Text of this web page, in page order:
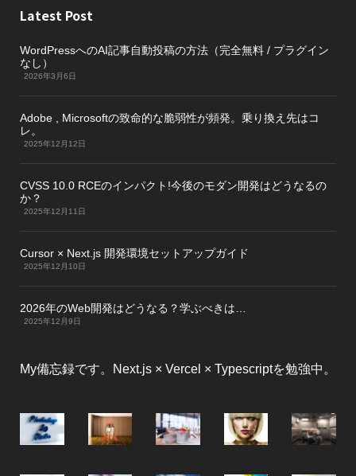
Latest Post
WordPressへのAI記事自動投稿の方法（完全無料 / プラグイン
なし）
2026年3月6日
Adobe , Microsoftの致命的な脆弱性が頻発。乗り換え先はコ
レ。
2025年12月12日
CVSS 10.0 RCEのインパクト!今後のモダン開発はどうなるの
か？
2025年12月11日
Cursor × Next.js 開発環境セットアップガイド
2025年12月10日
2026年のWeb開発はどうなる？学ぶべきは…
2025年12月9日
My備忘録です。Next.js × Vercel × Typescriptを勉強中。